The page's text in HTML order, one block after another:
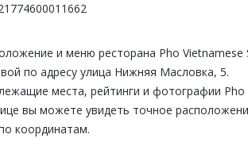
и меню ресторана Pho Vietnamese
по адресу улица Нижняя Масловка, 5.
места, рейтинги и фотографии Pho
вы можете увидеть точное
координатам.